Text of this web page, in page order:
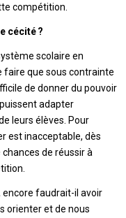
compétition.
cécité ?
scolaire en
que sous contrainte
de donner du pouvoir
adapter
leurs élèves. Pour
est inacceptable, dès
de réussir à
encore faudrait-il avoir
orienter et de nous